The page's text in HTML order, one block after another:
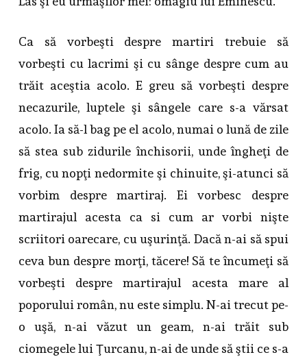
Ca să vorbeşti despre martiri trebuie să
vorbeşti cu lacrimi şi cu sânge despre cum au
trăit aceştia acolo. E greu să vorbeşti despre
necazurile, luptele şi sângele care s-a vărsat
acolo. Ia să-l bag pe el acolo, numai o lună de zile
să stea sub zidurile închisorii, unde îngheţi de
frig, cu nopţi nedormite şi chinuite, şi-atunci să
vorbim despre martiraj. Ei vorbesc despre
martirajul acesta ca si cum ar vorbi nişte
scriitori oarecare, cu uşurinţă. Dacă n-ai să spui
ceva bun despre morţi, tăcere! Să te încumeţi să
vorbeşti despre martirajul acesta mare al
poporului român, nu este simplu. N-ai trecut pe-
o uşă, n-ai văzut un geam, n-ai trăit sub
ciomegele lui Ţurcanu, n-ai de unde să ştii ce s-a